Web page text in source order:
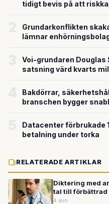
tidigt bevis på att
Grundarkonflikten
lämnar
Voi-grundaren Douglas
satsning värd kvarts
Bakdörrar,
branschen bygger
Datacenter förbrukade
betalning under torka
RELATERADE ARTIKLAR
Diktering med
tal till förbättrad
4 min